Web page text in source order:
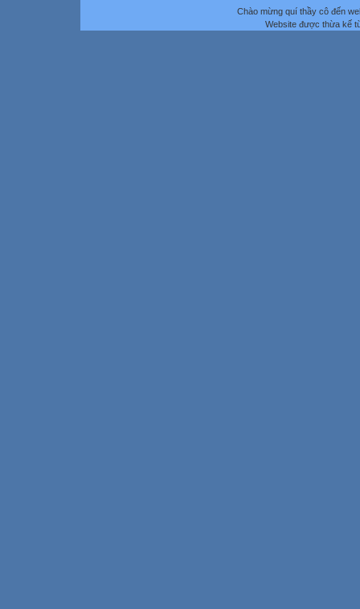
Chào mừng quí thầy cô đến
Website được thừa kế